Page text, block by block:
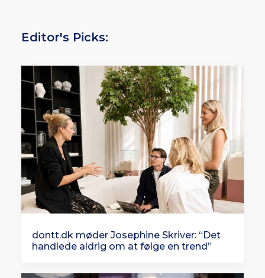
Editor's Picks:
dontt.dk møder Josephine Skriver: “Det
handlede aldrig om at følge en trend”